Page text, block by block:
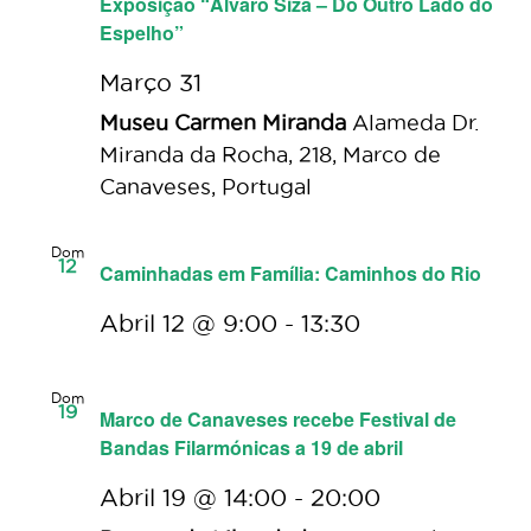
Espelho”
Março 31
Museu Carmen Miranda Alameda Dr.
Miranda da Rocha, 218, Marco de
Canaveses, Portugal
Dom
12 Caminhadas em Família: Caminhos do Rio
Abril 12 @ 9:00 - 13:30
Dom
19
Marco de Canaveses recebe Festival de
Bandas Filarmónicas a 19 de abril
Abril 19 @ 14:00 - 20:00